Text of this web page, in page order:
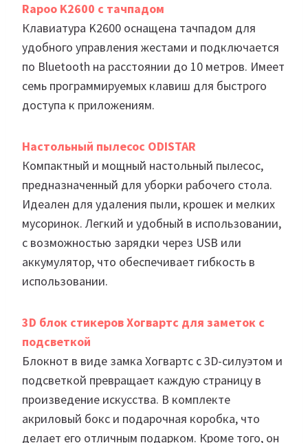
Rapoo K2600 с тачпадом
Клавиатура K2600 оснащена тачпадом для
удобного управления жестами и подключается
по Bluetooth на расстоянии до 10 метров. Имеет
семь программируемых клавиш для быстрого
доступа к приложениям.
Настольный пылесос ODISTAR
Компактный и мощный настольный пылесос,
предназначенный для уборки рабочего стола.
Идеален для удаления пыли, крошек и мелких
мусоринок. Легкий и удобный в использовании,
с возможностью зарядки через USB или
аккумулятор, что обеспечивает гибкость в
использовании.
3D блок стикеров Хогвартс для заметок с
подсветкой
Блокнот в виде замка Хогвартс с 3D-силуэтом и
подсветкой превращает каждую страницу в
произведение искусства. В комплекте
акриловый бокс и подарочная коробка, что
делает его отличным подарком. Кроме того, он